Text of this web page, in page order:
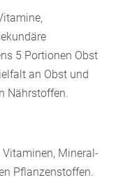
5 Portionen Obst
an Obst und
Nährstoffen.
Mineral-
Pflanzenstoffen.